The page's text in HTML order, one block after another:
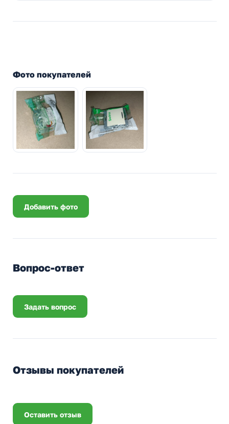
Фото покупателей
Добавить фото
Вопрос-ответ
Задать вопрос
Отзывы покупателей
Оставить отзыв